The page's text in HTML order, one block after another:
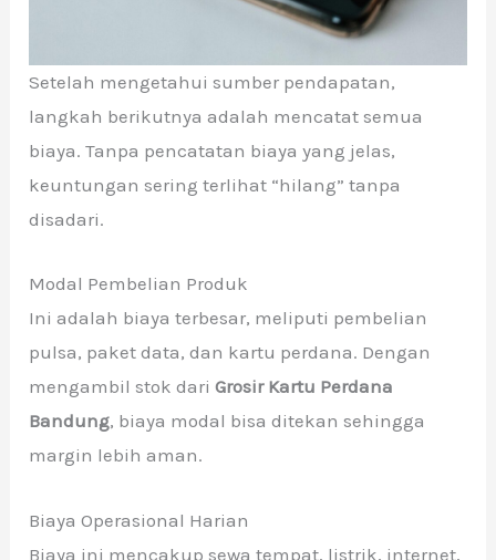
Setelah mengetahui sumber pendapatan,
langkah berikutnya adalah mencatat semua
biaya. Tanpa pencatatan biaya yang jelas,
keuntungan sering terlihat “hilang” tanpa
disadari.
Modal Pembelian Produk
Ini adalah biaya terbesar, meliputi pembelian
pulsa, paket data, dan kartu perdana. Dengan
mengambil stok dariGrosir Kartu Perdana
Bandung, biaya modal bisa ditekan sehingga
margin lebih aman.
Biaya Operasional Harian
Biaya ini mencakup sewa tempat, listrik, internet,